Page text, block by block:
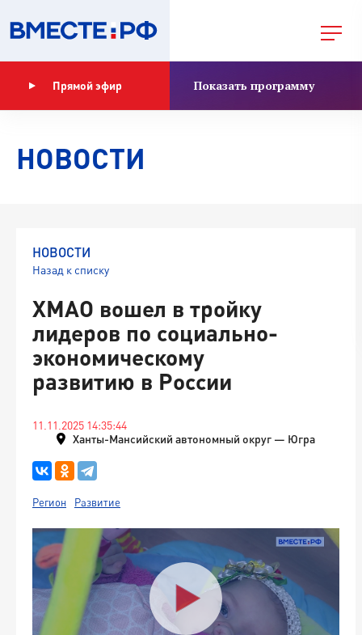
Прямой эфир Показать программу
НОВОСТИ
НОВОСТИ
Назад к списку
ХМАО вошел в тройку
лидеров по социально-
экономическому
развитию в России
11.11.2025 14:35:44
Ханты-Мансийский автономный округ — Югра
Регион Развитие